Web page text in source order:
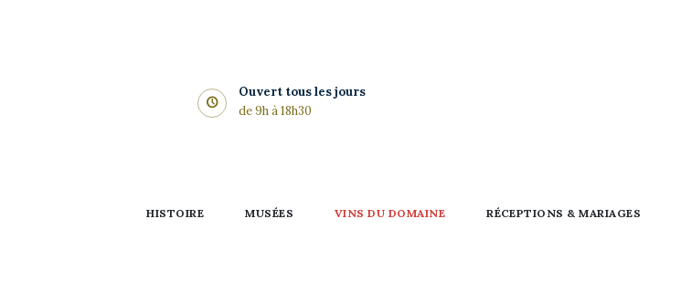
Ouvert tous les jours
de 9h à 18h30
HISTOIRE MUSÉES VINS DU DOMAINE RÉCEPTIONS & MARIAGES